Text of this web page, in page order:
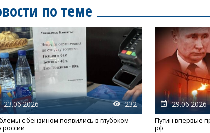
по теме
23.06.2026 232
с бензином появились в глубоком
россии
29.06.2026
Путин впервые
рф